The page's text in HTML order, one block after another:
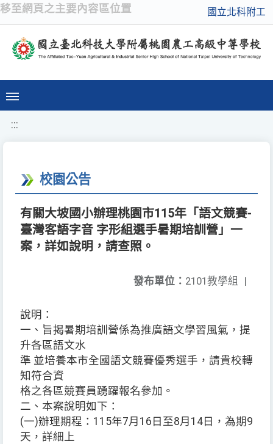
移至網頁之主要內容區位置 國立北科附工
:::
校園公告
有關大坡國小辦理桃園市115年「語文競賽-
臺灣客語字音 字形組選手暑期培訓營」一
案，詳如說明，請查照。
發布單位： 2101教學組 |
說明：
一、旨揭暑期培訓營係為推廣語文學習風氣，提
升各區語文水
準 並培養本市全國語文競賽優秀選手，請貴校轉
知符合資
格之各區競賽員踴躍報名參加。
二、本案說明如下：
(一)辦理期程：115年7月16日至8月14日，為期9
天，詳細上